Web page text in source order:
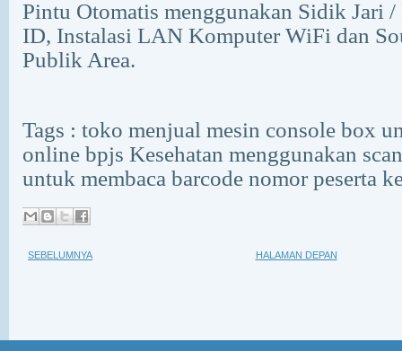
Pintu Otomatis menggunakan Sidik Jari
ID, Instalasi LAN Komputer WiFi dan
Publik Area.
Tags : toko menjual mesin console box
online bpjs Kesehatan menggunakan
untuk membaca barcode nomor peserta
SEBELUMNYA HALAMAN DEPAN